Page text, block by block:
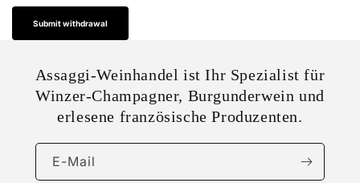
Submit withdrawal
Assaggi-Weinhandel ist Ihr Spezialist für
Winzer-Champagner, Burgunderwein und
erlesene französische Produzenten.
E-Mail